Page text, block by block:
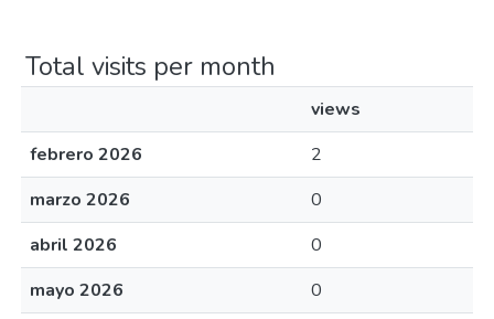
Total visits per month
views
febrero 2026
2
marzo 2026
0
abril 2026
0
mayo 2026
0